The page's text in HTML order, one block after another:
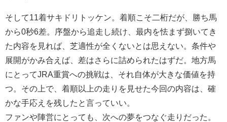
そして11着サキドリトッケン。着順こそ二桁だが、勝ち馬
から0秒6差。序盤から追走し続け、最内を怯まず捌いてき
た内容を見れば、芝適性が全くないとは思えない。条件や
展開がかみ合えば、差はさらに詰められたはずだ。地方馬
にとってJRA重賞への挑戦は、それ自体が大きな価値を持
つ。その上で、着順以上の走りを見せた今回の内容は、確
かな手応えを残したと言っていい。
ファンや陣営にとっても、次への夢をつなぐ走りだった。